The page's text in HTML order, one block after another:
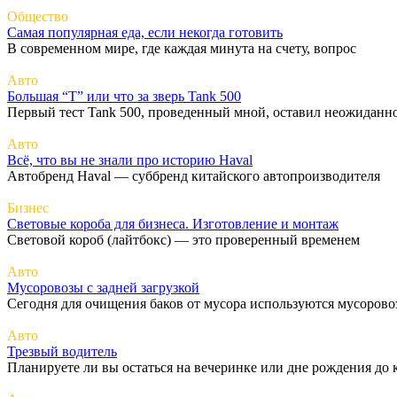
Общество
Самая популярная еда, если некогда готовить
В современном мире, где каждая минута на счету, вопрос
Авто
Большая “Т” или что за зверь Tank 500
Первый тест Tank 500, проведенный мной, оставил
Авто
Всё, что вы не знали про историю Haval
Автобренд Haval — суббренд китайского автопроизводителя
Бизнес
Световые короба для бизнеса. Изготовление и монтаж
Световой короб (лайтбокс) — это проверенный временем
Авто
Мусоровозы с задней загрузкой
Сегодня для очищения баков от мусора используются
Авто
Трезвый водитель
Планируете ли вы остаться на вечеринке или дне рождения до